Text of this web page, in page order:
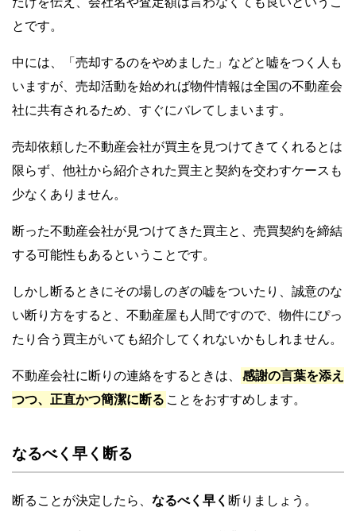
とです。
中には、「売却するのをやめました」などと嘘をつく人も
いますが、売却活動を始めれば物件情報は全国の不動産会
社に共有されるため、すぐにバレてしまいます。
売却依頼した不動産会社が買主を見つけてきてくれるとは
限らず、他社から紹介された買主と契約を交わすケースも
少なくありません。
断った不動産会社が見つけてきた買主と、売買契約を締結
する可能性もあるということです。
しかし断るときにその場しのぎの嘘をついたり、誠意のな
い断り方をすると、不動産屋も人間ですので、物件にぴっ
たり合う買主がいても紹介してくれないかもしれません。
不動産会社に断りの連絡をするときは、
感謝の言葉を添え
つつ、正直かつ簡潔に断る ことをおすすめします。
なるべく早く断る
断ることが決定したら、 なるべく早く 断りましょう。